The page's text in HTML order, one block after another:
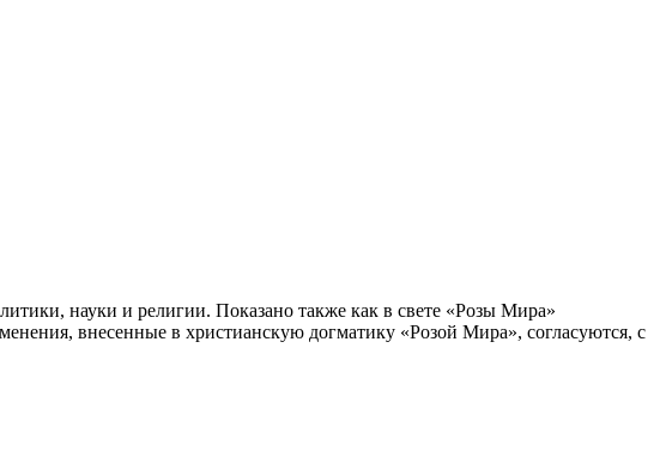
науки и религии. Показано также как в свете «Розы Мира»
внесенные в христианскую догматику «Розой Мира», согласуются, с